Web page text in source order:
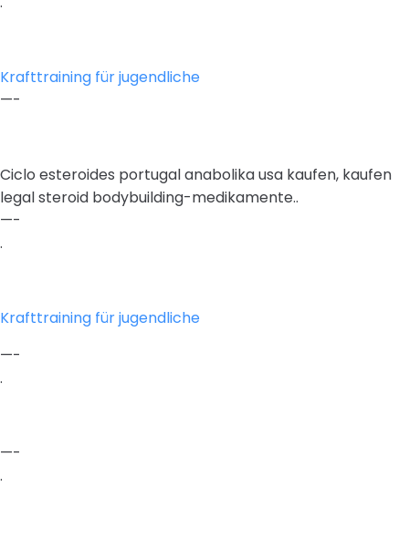
Krafttraining für jugendliche
—-
Ciclo esteroides portugal anabolika usa kaufen, kaufen
legal steroid bodybuilding-medikamente..
—-
.
Krafttraining für jugendliche
—-
.
—-
.